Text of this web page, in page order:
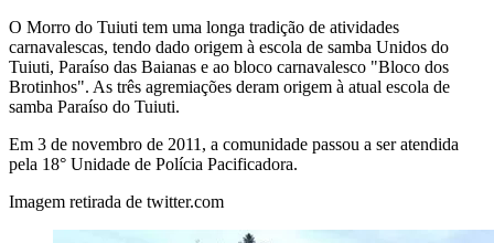
O Morro do Tuiuti tem uma longa tradição de atividades
carnavalescas, tendo dado origem à escola de samba Unidos do
Tuiuti, Paraíso das Baianas e ao bloco carnavalesco "Bloco dos
Brotinhos". As três agremiações deram origem à atual escola de
samba Paraíso do Tuiuti.
Em 3 de novembro de 2011, a comunidade passou a ser atendida
pela 18° Unidade de Polícia Pacificadora.
Imagem retirada de twitter.com